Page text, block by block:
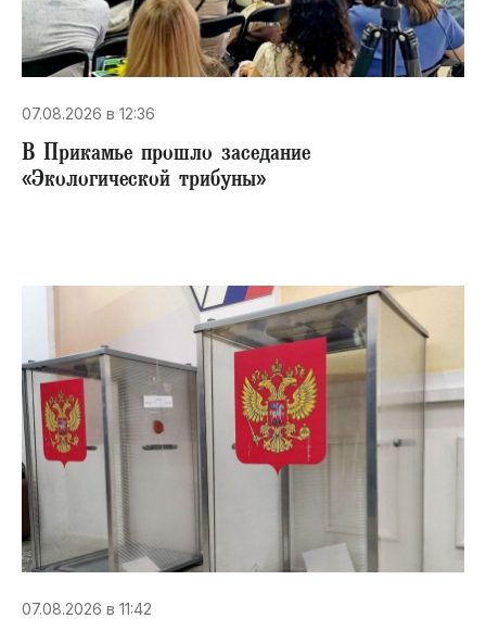
07.08.2026 в 12:36
В Прикамье прошло заседание
«Экологической трибуны»
07.08.2026 в 11:42